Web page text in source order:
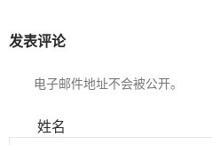
发表评论
电子邮件地址不会被公开。
姓名